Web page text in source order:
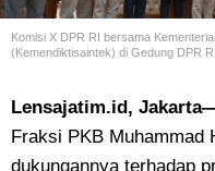
Komisi X DPR RI bersama
(Kemendiktisaintek) di Gedung DPR
Lensajatim.id,
Fraksi PKB Muhammad
dukungannya terhadap